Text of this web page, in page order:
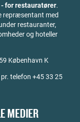
for restauratører.
repræsentant med
restauranter,
og hoteller
København K
telefon +45 33 25
MEDIER